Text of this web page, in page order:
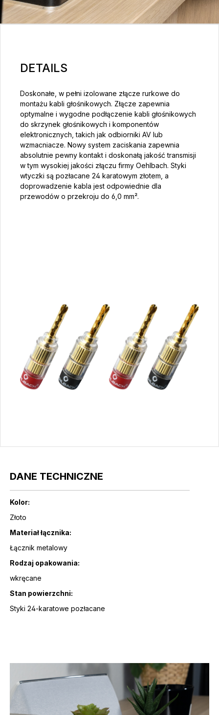
DETAILS
Doskonałe, w pełni izolowane złącze rurkowe do
montażu kabli głośnikowych. Złącze zapewnia
optymalne i wygodne podłączenie kabli głośnikowych
do skrzynek głośnikowych i komponentów
elektronicznych, takich jak odbiorniki AV lub
wzmacniacze. Nowy system zaciskania zapewnia
absolutnie pewny kontakt i doskonałą jakość transmisji
w tym wysokiej jakości złączu firmy Oehlbach. Styki
wtyczki są pozłacane 24 karatowym złotem, a
doprowadzenie kabla jest odpowiednie dla
przewodów o przekroju do 6,0 mm².
DANE TECHNICZNE
Kolor:
Złoto
Materiał łącznika:
Łącznik metalowy
Rodzaj opakowania:
wkręcane
Stan powierzchni:
Styki 24-karatowe pozłacane